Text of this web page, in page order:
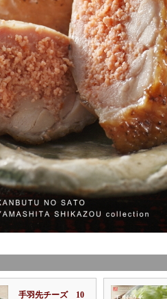
手羽先チーズ 10